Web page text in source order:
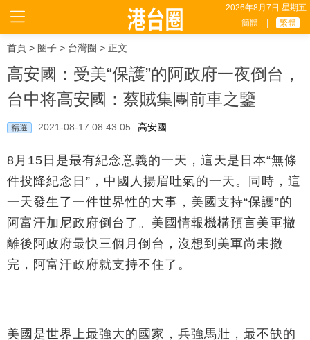
2026年8月7日 星期五
簡體
繁體
首頁 > 圈子 > 台灣圈 > 正文
高安國：受美“保護”的阿政府一夜倒台，
台中将高安國：蔡賊集團前車之鑒
精選 2021-08-17 08:43:05 高安國
8月15日是最有紀念意義的一天，這天是日本“無條
件投降紀念日”，中國人揚眉吐氣的一天。同時，這
一天發生了一件世界性的大事，美國支持“保護”的
阿富汗加尼政府倒台了。美國情報機構預言美軍撤
離後阿政府最快三個月倒台，沒想到美軍尚未撤
完，阿富汗政府就支持不住了。
美國是世界上最強大的國家，兵強馬壯，最不缺的